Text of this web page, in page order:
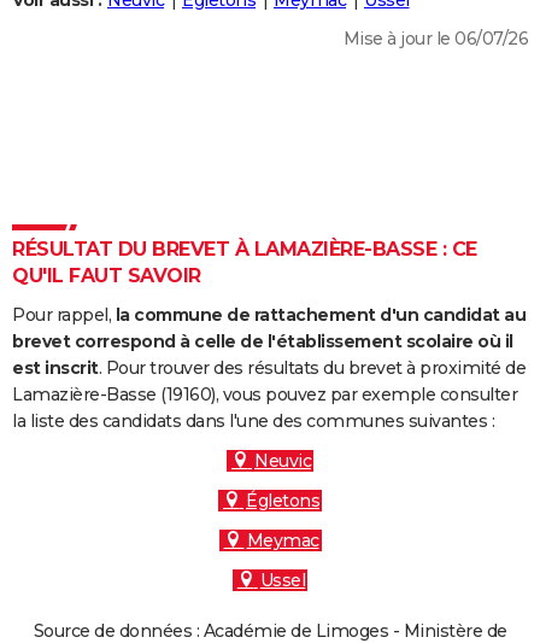
DICTIONNAIRE
Dictionnaire
Biographies
Citations
Expressions
Proverbes
PROGRAMME TV
COPAINS D'AVANT
S'inscrire
Se connecter
Lycées
Collèges
Primaires
Universités
Entreprises
Service militaire
Avis de recherche
AVIS DE DÉCÈS
FORUM
Mise à jour le 06/07/26
RÉSULTAT DU BREVET À LAMAZIÈRE-BASSE : CE
QU'IL FAUT SAVOIR
Pour rappel, la commune de rattachement d'un candidat au
brevet correspond à celle de l'établissement scolaire où il
est inscrit. Pour trouver des résultats du brevet à proximité de
Lamazière-Basse (19160), vous pouvez par exemple consulter
la liste des candidats dans l'une des communes suivantes :
Neuvic
Égletons
Meymac
Ussel
Source de données : Académie de Limoges - Ministère de